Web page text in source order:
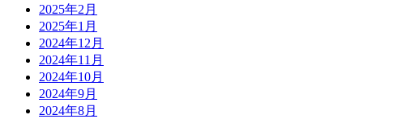
2025年2月
2025年1月
2024年12月
2024年11月
2024年10月
2024年9月
2024年8月